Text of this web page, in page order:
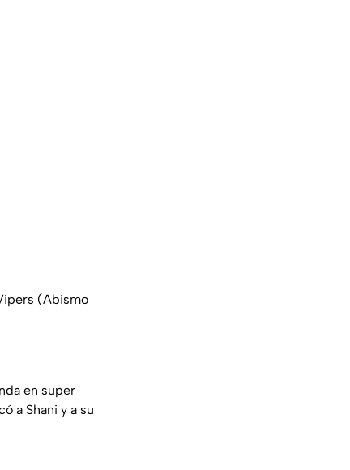
(Abismo
en super
a Shani y a su